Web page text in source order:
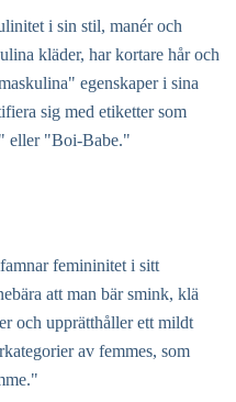
i sin stil, manér och
kläder, har kortare hår och
egenskaper i sina
sig med etiketter som
eller "Boi-Babe."
femininitet i sitt
att man bär smink, klä
och upprätthåller ett mildt
av femmes, som